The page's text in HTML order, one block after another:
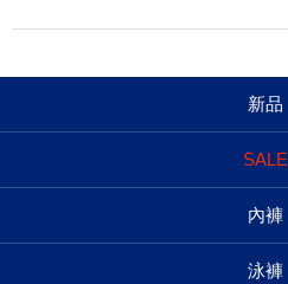
新品
SALE
內褲
泳褲